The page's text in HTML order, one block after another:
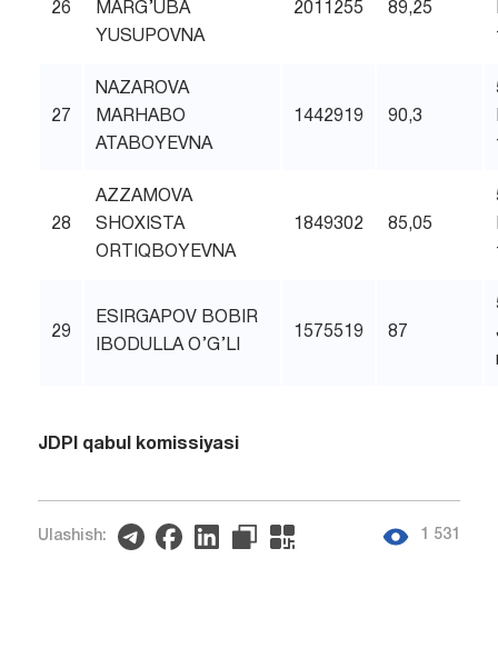
26
MARG’UBA
YUSUPOVNA
2011255 89,25
27
NAZAROVA
MARHABO
ATABOYEVNA
1442919 90,3
28
AZZAMOVA
SHOXISTA
ORTIQBOYEVNA
1849302 85,05
29
ESIRGAPOV BOBIR
IBODULLA O’G’LI
1575519 87
JDPI qabul komissiyasi
Ulashish: 1 531